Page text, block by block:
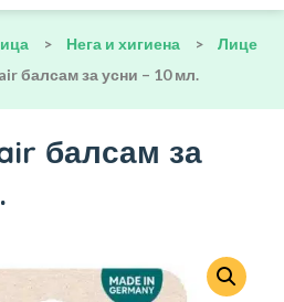
> Нега и хигиена >
Лице
балсам за усни – 10 мл.
балсам за